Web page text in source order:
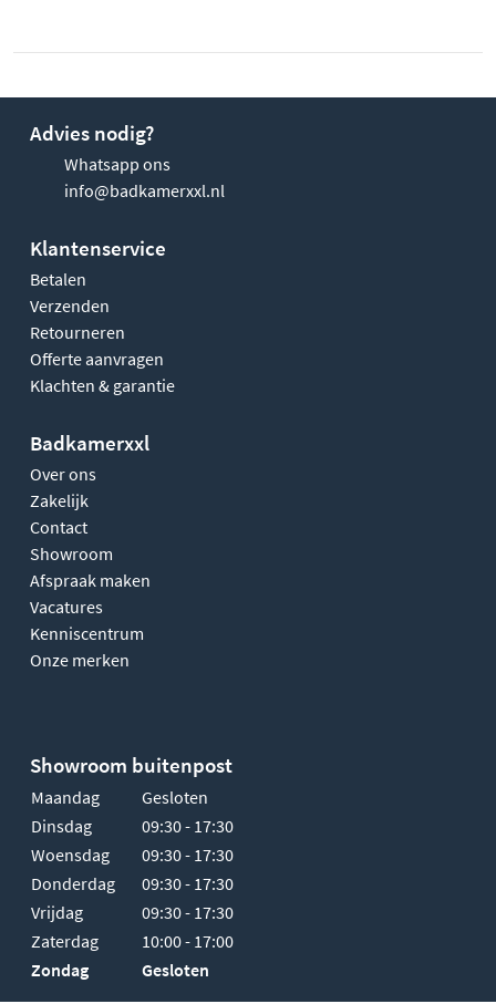
Advies nodig?
Whatsapp ons
info@badkamerxxl.nl
Klantenservice
Betalen
Verzenden
Retourneren
Offerte aanvragen
Klachten & garantie
Badkamerxxl
Over ons
Zakelijk
Contact
Showroom
Afspraak maken
Vacatures
Kenniscentrum
Onze merken
Showroom buitenpost
Maandag
Gesloten
Dinsdag
09:30 - 17:30
Woensdag
09:30 - 17:30
Donderdag
09:30 - 17:30
Vrijdag
09:30 - 17:30
Zaterdag
10:00 - 17:00
Zondag
Gesloten